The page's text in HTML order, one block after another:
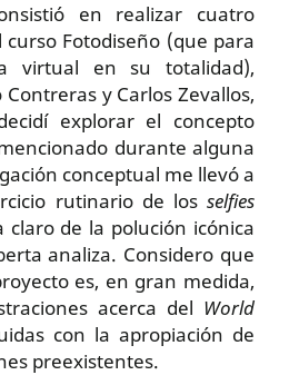
en realizar cuatro
Fotodiseño (que para
virtual en su totalidad),
y Carlos Zevallos,
explorar el concepto
durante alguna
conceptual me llevó a
rutinario de losselfies
de la polución icónica
analiza. Considero que
es, en gran medida,
acerca del World
con la apropiación de
preexistentes.